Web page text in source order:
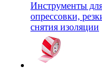
Инструменты
опрессовки,
снятия изоляции